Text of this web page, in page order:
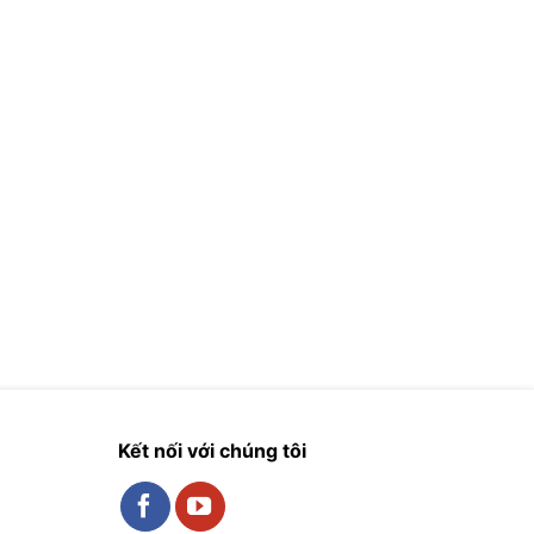
Kết nối với chúng tôi